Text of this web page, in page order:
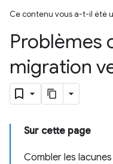
Ce contenu vous a-t-il été
Problèmes
migration
Sur cette page
Combler les